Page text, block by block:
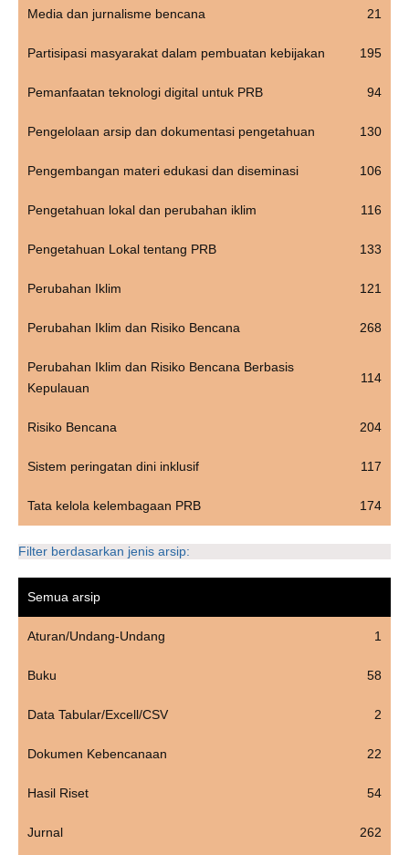
Media dan jurnalisme bencana 21
Partisipasi masyarakat dalam pembuatan kebijakan 195
Pemanfaatan teknologi digital untuk PRB 94
Pengelolaan arsip dan dokumentasi pengetahuan 130
Pengembangan materi edukasi dan diseminasi 106
Pengetahuan lokal dan perubahan iklim 116
Pengetahuan Lokal tentang PRB 133
Perubahan Iklim 121
Perubahan Iklim dan Risiko Bencana 268
Perubahan Iklim dan Risiko Bencana Berbasis
Kepulauan
114
Risiko Bencana 204
Sistem peringatan dini inklusif 117
Tata kelola kelembagaan PRB 174
Filter berdasarkan jenis arsip:
Semua arsip
Aturan/Undang-Undang 1
Buku 58
Data Tabular/Excell/CSV 2
Dokumen Kebencanaan 22
Hasil Riset 54
Jurnal 262